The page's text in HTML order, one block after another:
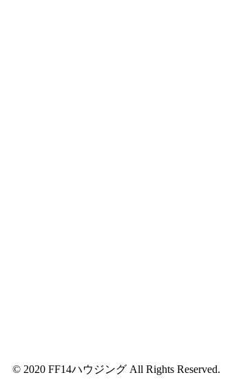
2020 FF14ハウジング All Rights Reserved.